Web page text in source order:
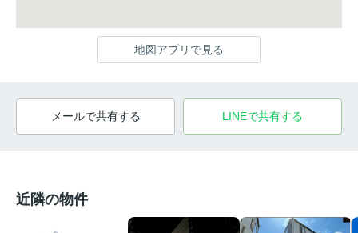
地図アプリで見る
メールで共有する LINEで共有する
近隣の物件